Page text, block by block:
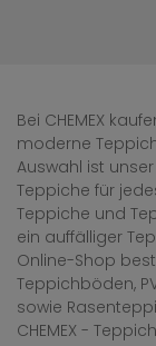
Bei CHEMEX
moderne
Auswahl ist
Teppiche für
Teppiche und
ein auffälliger
Online-Shop
Teppichböden,
sowie
CHEMEX -